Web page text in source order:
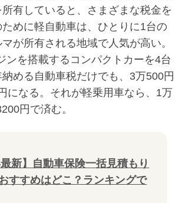
有していると、さまざまな税金を
めに軽自動車は、ひとりに1台の
が所有される地域で人気が高い。
ンを搭載するコンパクトカーを4台
める自動車税だけでも、3万500円
になる。それが軽乗用車なら、1万
円で済む。
最新】自動車保険一括見積もり
すすめはどこ？ランキングで